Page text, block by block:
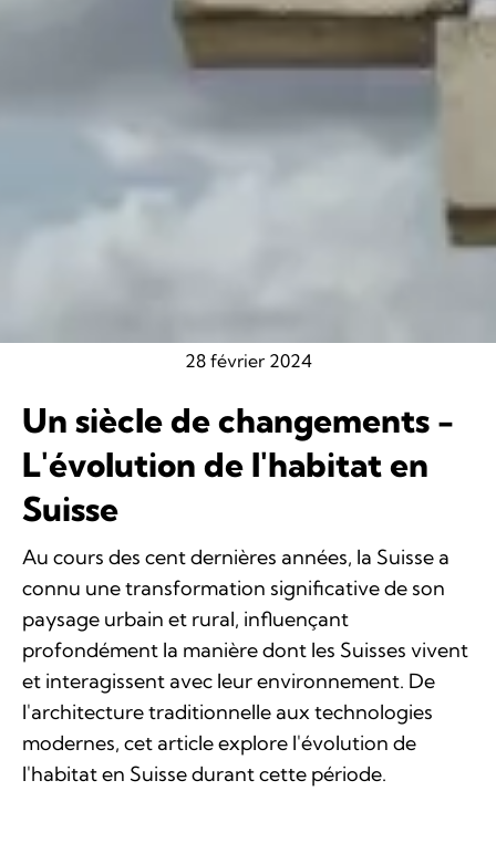
28 février 2024
Un siècle de changements -
L'évolution de l'habitat en
Suisse
Au cours des cent dernières années, la Suisse a
connu une transformation significative de son
paysage urbain et rural, influençant
profondément la manière dont les Suisses vivent
et interagissent avec leur environnement. De
l'architecture traditionnelle aux technologies
modernes, cet article explore l'évolution de
l'habitat en Suisse durant cette période.